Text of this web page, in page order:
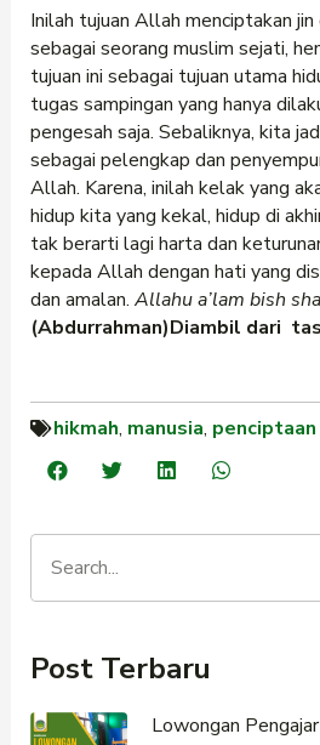
Inilah tujuan Allah menciptakan jin
sebagai seorang muslim sejati,
tujuan ini sebagai tujuan utama
tugas sampingan yang hanya
pengesah saja. Sebaliknya, kita
sebagai pelengkap dan
Allah. Karena, inilah kelak yang
hidup kita yang kekal, hidup di
tak berarti lagi harta dan
kepada Allah dengan hati yang
dan amalan. Allahu a’lam bish
(Abdurrahman)Diambil dari
hikmah, manusia, penciptaan
Post Terbaru
Lowongan